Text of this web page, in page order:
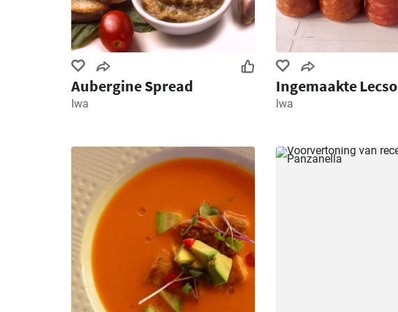
Aubergine Spread
Iwa
Ingemaakte Lecso
Iwa